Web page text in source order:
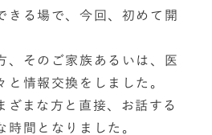
きる場で、今回、初めて開
、そのご家族あるいは、医
と情報交換をしました。
ざまな方と直接、お話する
時間となりました。